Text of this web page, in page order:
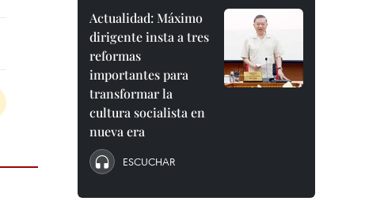
Actualidad: Máximo
dirigente insta a tres
reformas
importantes para
transformar la
cultura socialista en
nueva era
ESCUCHAR